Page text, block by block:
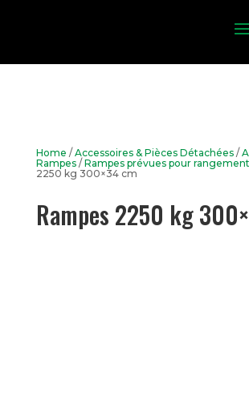
Home / Accessoires & Pièces Détachées/
Rampes/ Rampes prévues pour rangement
2250 kg 300×34 cm
Rampes 2250 kg